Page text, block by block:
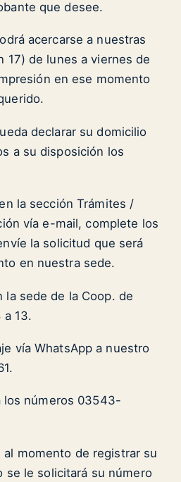
que desee.
acercarse a nuestras
17) de lunes a viernes de
en ese momento
declarar su domicilio
a su disposición los
la sección Trámites /
vía e-mail, complete los
la solicitud que será
en nuestra sede.
la sede de la Coop. de
a 13.
vía WhatsApp a nuestro
números 03543-
momento de registrar su
se le solicitará su número